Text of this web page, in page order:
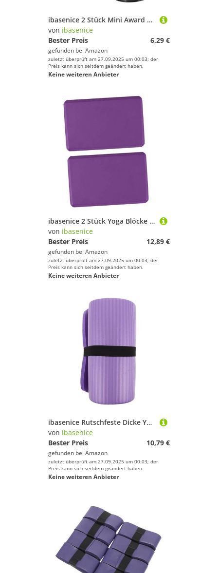
ibasenice 2 Stück Mini Award Trophäen Pokal für Schüler Wettbewerbe Party Dekoration mit Stabiler Basis für Spiele Schulveranstaltungen und Preisverleihungen in Glänzend
von ibasenice
Bester Preis
6,29 €
gefunden bei Amazon
zuletzt überprüft am 27.09.2025 um 00:03; der
Preis kann sich seitdem geändert haben.
Keine weiteren Anbieter
ibasenice 2 Stück Yoga Blöcke aus Leichtem Rutschfestem Eva-schaumstoff Hohe Dichte für Flexibilität Stretching Balance und Unterstützung für Yoga Turnen Tanz und Schwangerschaftstraining
von ibasenice
Bester Preis
12,89 €
gefunden bei Amazon
zuletzt überprüft am 27.09.2025 um 00:03; der
Preis kann sich seitdem geändert haben.
Keine weiteren Anbieter
ibasenice Rutschfeste Dicke Yogamatte Polster für Ellenbogen Handgelenke Vielseitige Gym Matte für Planks Ab Roller Push-ups Tragbare Fitnessunterlage für Indoor Outdoor-training
von ibasenice
Bester Preis
10,79 €
gefunden bei Amazon
zuletzt überprüft am 27.09.2025 um 00:03; der
Preis kann sich seitdem geändert haben.
Keine weiteren Anbieter